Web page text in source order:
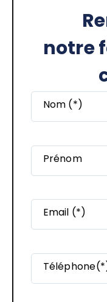
notre
Nom (*)
Prénom
Email (*)